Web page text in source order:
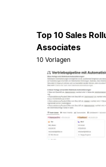
Top 10 Sales
Associates
10 Vorlagen